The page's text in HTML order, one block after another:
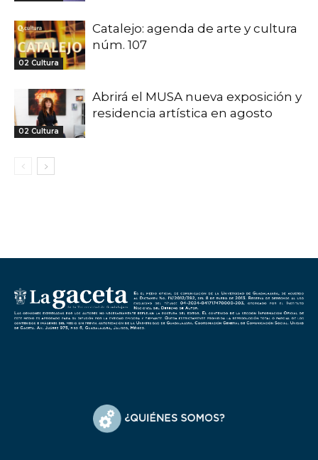
02 Cultura
Catalejo: agenda de arte y cultura
núm. 107
02 Cultura
Abrirá el MUSA nueva exposición y
residencia artística en agosto